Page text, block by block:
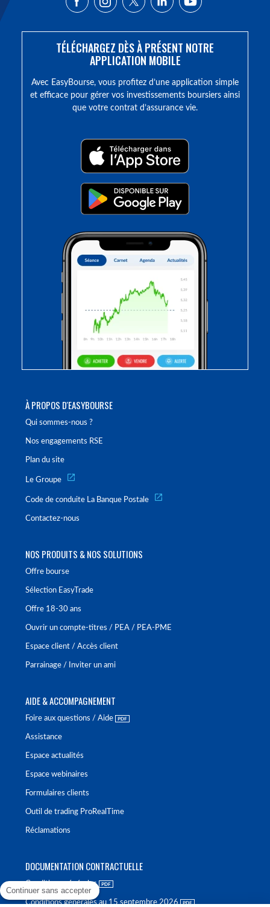
À PROPOS D'EASYBOURSE
Qui sommes-nous ?
Nos engagements RSE
Plan du site
Le Groupe
Code de conduite La Banque Postale
Contactez-nous
NOS PRODUITS & NOS SOLUTIONS
Offre bourse
Sélection EasyTrade
Offre 18-30 ans
Ouvrir un compte-titres / PEA / PEA-PME
Espace client / Accès client
Parrainage / Inviter un ami
AIDE & ACCOMPAGNEMENT
Foire aux questions / Aide
Assistance
Espace actualités
Espace webinaires
Formulaires clients
Outil de trading ProRealTime
Réclamations
DOCUMENTATION CONTRACTUELLE
Conditions générales
Conditions générales au 15 septembre 2026
TÉLÉCHARGEZ DÈS À PRÉSENT NOTRE
APPLICATION MOBILE
Avec EasyBourse, vous profitez d’une application simple
et efficace pour gérer vos investissements boursiers ainsi
que votre contrat d’assurance vie.
Continuer sans accepter